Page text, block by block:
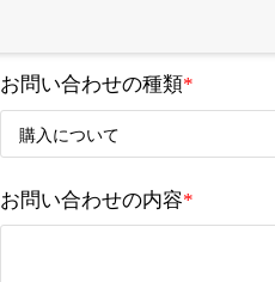
お問い合わせの種類*
お問い合わせの内容*